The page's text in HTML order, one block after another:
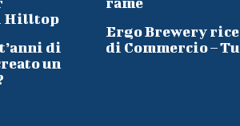
Hilltop
di
un
Ergo Brewery
di Commercio –